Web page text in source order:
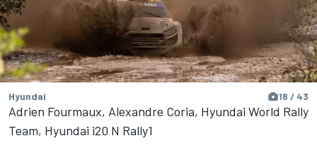
Hyundai 18 / 43
Adrien Fourmaux, Alexandre Coria, Hyundai World Rally
Team, Hyundai i20 N Rally1